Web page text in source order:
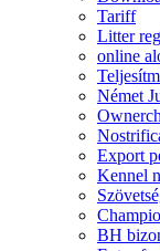
Tariff
Litter
online
Német
Export
Kennel
BH